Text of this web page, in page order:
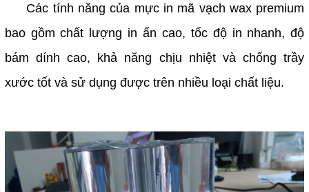
Các tính năng của mực in mã vạch wax premium
bao gồm chất lượng in ấn cao, tốc độ in nhanh, độ
bám dính cao, khả năng chịu nhiệt và chống trầy
xước tốt và sử dụng được trên nhiều loại chất liệu.